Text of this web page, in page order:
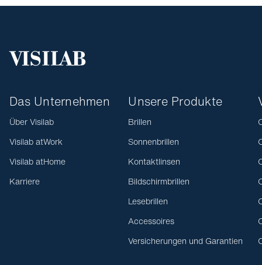
Das Unternehmen
Über Visilab
Visilab atWork
Visilab atHome
Karriere
Unsere Produkte
Brillen
Sonnenbrillen
Kontaktlinsen
Bildschirmbrillen
Lesebrillen
Accessoires
Versicherungen und Garantien